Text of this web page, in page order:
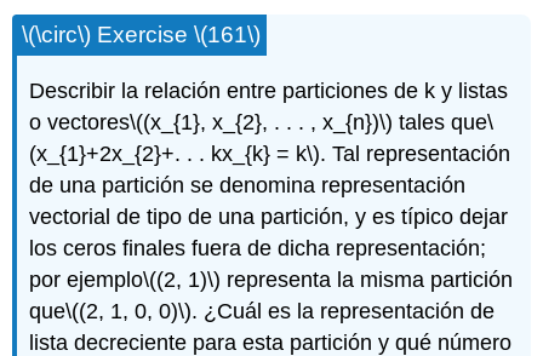
\(\circ\) Exercise\(161\)
Describir la relación entre particiones de k y listas
o vectores\((x_{1}, x_{2}, . . . , x_{n})\) tales que\
(x_{1}+2x_{2}+. . . kx_{k} = k\). Tal representación
de una partición se denomina representación
vectorial de tipo de una partición, y es típico dejar
los ceros finales fuera de dicha representación;
por ejemplo\((2, 1)\) representa la misma partición
que\((2, 1, 0, 0)\). ¿Cuál es la representación de
lista decreciente para esta partición y qué número